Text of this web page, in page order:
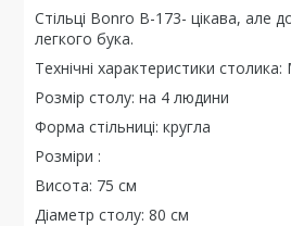
Стільці Bonro В-173- цікава, але
легкого бука.
Технічні характеристики
Розмір столу: на 4 людини
Форма стільниці: кругла
Розміри :
Висота: 75 см
Діаметр столу: 80 см